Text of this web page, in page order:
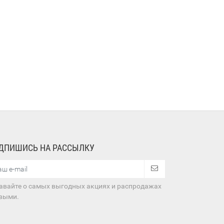
НА РАССЫЛКУ
о самых выгодных акциях и распродажах